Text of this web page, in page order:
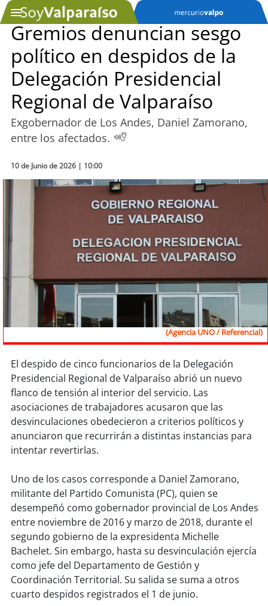
SOYTV
Podcast
Actualidad
Economía
Deportes
Tecnología
Sostenibilidad
soychile
soyiquique
soycalama
soyantofagasta
soycopiapó
soy valparaíso
soyquillota
soysanantonio
soychillán
soysancarlos
Gremios denuncian sesgo
político en despidos de la
Delegación Presidencial
Regional de Valparaíso
Exgobernador de Los Andes, Daniel Zamorano,
entre los afectados.
10 de Junio de 2026 | 10:00
(Agencia UNO / Referencial)
El despido de cinco funcionarios de la Delegación
Presidencial Regional de Valparaíso abrió un nuevo
flanco de tensión al interior del servicio. Las
asociaciones de trabajadores acusaron que las
desvinculaciones obedecieron a criterios políticos y
anunciaron que recurrirán a distintas instancias para
intentar revertirlas.
Uno de los casos corresponde a Daniel Zamorano,
militante del Partido Comunista (PC), quien se
desempeñó como gobernador provincial de Los Andes
entre noviembre de 2016 y marzo de 2018, durante el
segundo gobierno de la expresidenta Michelle
Bachelet. Sin embargo, hasta su desvinculación ejercía
como jefe del Departamento de Gestión y
Coordinación Territorial. Su salida se suma a otros
cuarto despidos registrados el 1 de junio.